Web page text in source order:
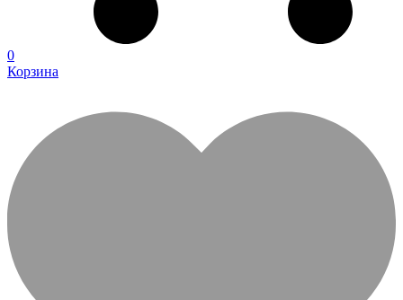
0
Корзина